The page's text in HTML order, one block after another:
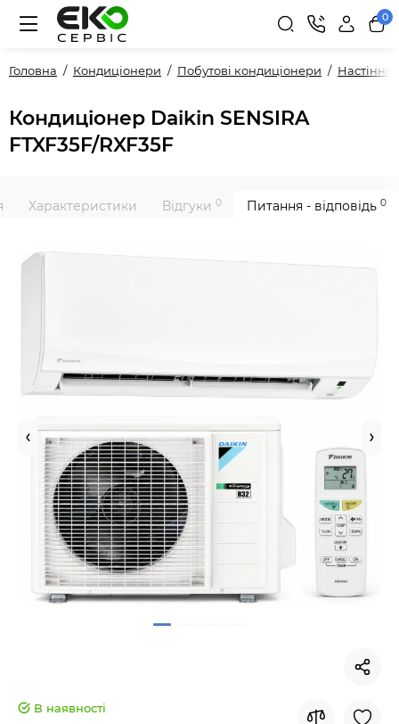
0
Головна Кондиціонери Побутові кондиціонери Настінні
Кондиціонер Daikin SENSIRA
FTXF35F/RXF35F
Характеристики Відгуки 0 Питання - відповідь 0
В наявності